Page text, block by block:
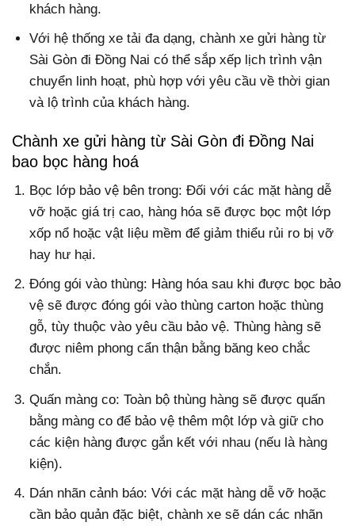
khách hàng.
Với hệ thống xe tải đa dạng, chành xe gửi hàng từ
Sài Gòn đi Đồng Nai có thể sắp xếp lịch trình vận
chuyển linh hoạt, phù hợp với yêu cầu về thời gian
và lộ trình của khách hàng.
Chành xe gửi hàng từ Sài Gòn đi Đồng Nai
bao bọc hàng hoá
Bọc lớp bảo vệ bên trong: Đối với các mặt hàng dễ
vỡ hoặc giá trị cao, hàng hóa sẽ được bọc một lớp
xốp nổ hoặc vật liệu mềm để giảm thiểu rủi ro bị vỡ
hay hư hại.
Đóng gói vào thùng: Hàng hóa sau khi được bọc bảo
vệ sẽ được đóng gói vào thùng carton hoặc thùng
gỗ, tùy thuộc vào yêu cầu bảo vệ. Thùng hàng sẽ
được niêm phong cẩn thận bằng băng keo chắc
chắn.
Quấn màng co: Toàn bộ thùng hàng sẽ được quấn
bằng màng co để bảo vệ thêm một lớp và giữ cho
các kiện hàng được gắn kết với nhau (nếu là hàng
kiện).
Dán nhãn cảnh báo: Với các mặt hàng dễ vỡ hoặc
cần bảo quản đặc biệt, chành xe sẽ dán các nhãn